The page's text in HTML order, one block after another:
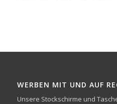
WERBEN MIT UND AUF
Unsere Stockschirme und